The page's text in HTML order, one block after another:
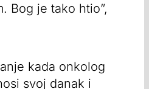
Bog je tako htio”,
kada onkolog
svoj danak i